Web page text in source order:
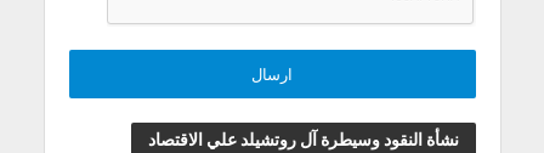
نشأة النقود وسيطرة آل روتشيلد علي الاقتصاد